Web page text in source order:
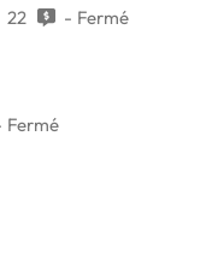
22 Fermé
Fermé